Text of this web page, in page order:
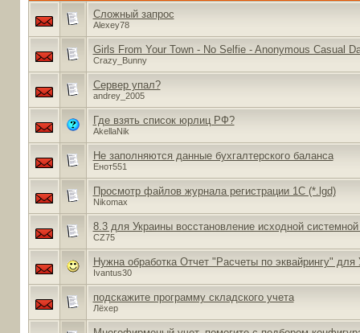
Сложный запрос
Alexey78
Girls From Your Town - No Selfie - Anonymous Casual
Crazy_Bunny
Сервер упал?
andrey_2005
Где взять список юрлиц РФ?
AkellaNik
Не заполняются данные бухгалтерского баланса
Енот551
Просмотр файлов журнала регистрации 1С (*.lgd)
Nikomax
8.3 для Украины восстановление исходной
CZ75
Нужна обработка Отчет "Расчеты по эквайрингу" для
Ivantus30
подскажите программу складского учета
Лёхер